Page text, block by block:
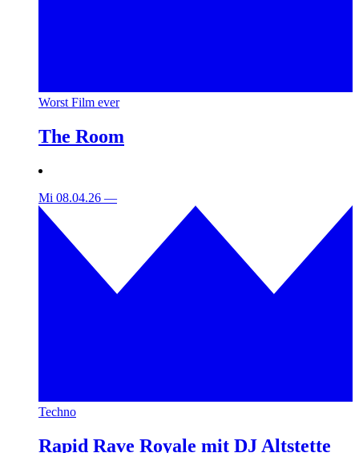
Worst Film ever
The Room
Mi 08.04.26 —
Techno
Rapid Rave Royale mit DJ Altstette